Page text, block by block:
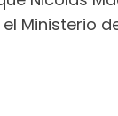
Ministerio